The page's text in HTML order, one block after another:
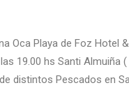
Oca Playa de Foz Hotel
19.00 hs Santi Almuiña
distintos Pescados en